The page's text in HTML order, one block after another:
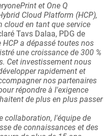
et One Q
Cloud Platform (HCP),
cloud en tant que service
Tavs Dalaa, PDG de
HCP a dépassé toutes nos
une croissance de 300 %
Cet investissement nous
rapidement et
nos partenaires
répondre à l'exigence
de plus en plus passer
collaboration, l'équipe de
de connaissances et des